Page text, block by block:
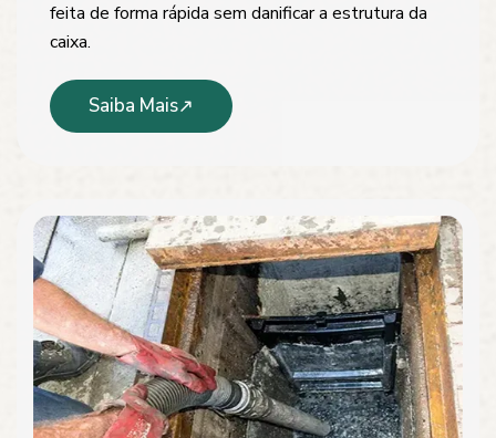
feita de forma rápida sem danificar a estrutura da
caixa.
Saiba Mais